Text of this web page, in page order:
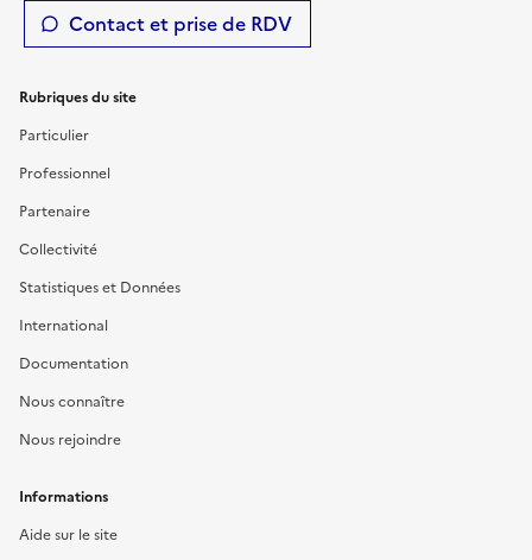
Contact et prise de RDV
Rubriques du site
Particulier
Professionnel
Partenaire
Collectivité
Statistiques et Données
International
Documentation
Nous connaître
Nous rejoindre
Informations
Aide sur le site